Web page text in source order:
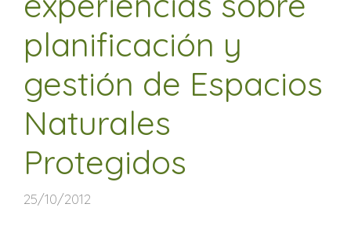
planificación y
gestión de Espacios
Naturales
Protegidos
25/10/2012